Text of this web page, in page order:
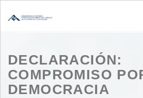
DECLARACIÓN:
COMPROMISO
DEMOCRACIA